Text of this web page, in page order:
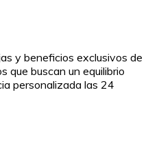
y beneficios exclusivos de
que buscan un equilibrio
personalizada las 24